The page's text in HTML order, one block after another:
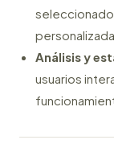
Análisis y
usuarios